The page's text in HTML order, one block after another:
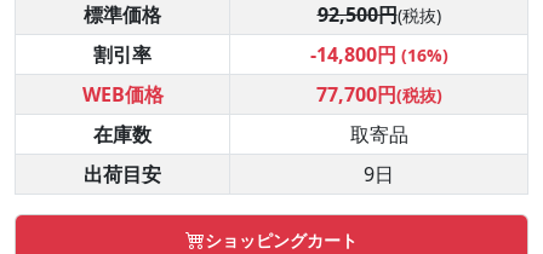
標準価格
92,500円(税抜)
割引率 -14,800円 (16%)
WEB価格 77,700円(税抜)
在庫数
取寄品
出荷目安
9日
ショッピングカート